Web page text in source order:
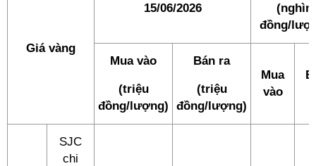
Giá vàng
15/06/2026
(nghìn
đồng/
Mua vào
(triệu
đồng/lượng)
Bán ra
(triệu
đồng/lượng)
Mua
vào
SJC
chi